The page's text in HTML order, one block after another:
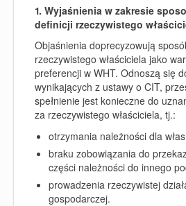
1. Wyjaśnienia w zakresie
definicji rzeczywistego
Objaśnienia doprecyzowują
rzeczywistego właściciela jako
preferencji w WHT. Odnoszą się
wynikających z ustawy o CIT,
spełnienie jest konieczne do
za rzeczywistego właściciela, tj.:
otrzymania należności dla
braku zobowiązania do
części należności do innego
prowadzenia rzeczywistej
gospodarczej.